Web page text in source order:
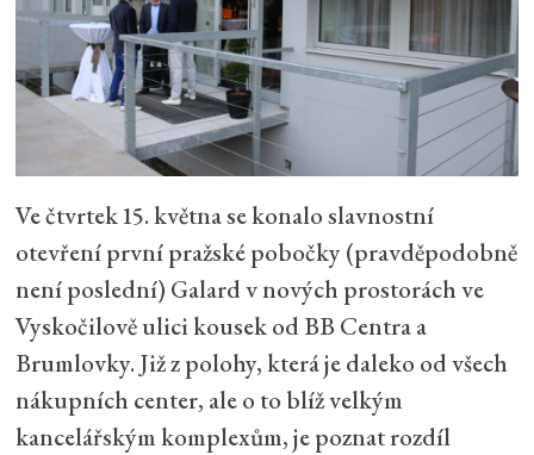
Ve čtvrtek 15. května se konalo slavnostní
otevření první pražské pobočky (pravděpodobně
není poslední) Galard v nových prostorách ve
Vyskočilově ulici kousek od BB Centra a
Brumlovky. Již z polohy, která je daleko od všech
nákupních center, ale o to blíž velkým
kancelářským komplexům, je poznat rozdíl